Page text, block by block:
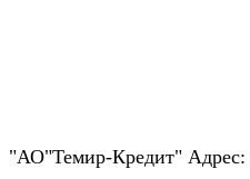
"АО"Темир-Кредит" Адрес: